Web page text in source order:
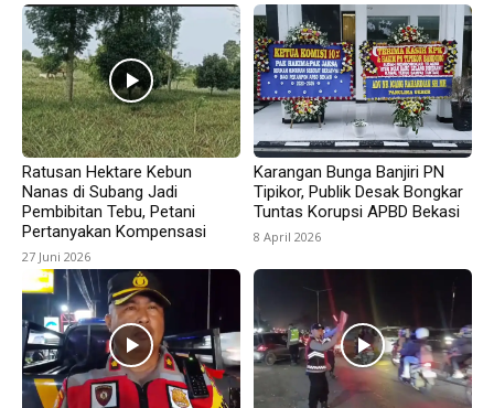
Ratusan Hektare Kebun
Nanas di Subang Jadi
Pembibitan Tebu, Petani
Pertanyakan Kompensasi
27 Juni 2026
Karangan Bunga Banjiri PN
Tipikor, Publik Desak Bongkar
Tuntas Korupsi APBD Bekasi
8 April 2026